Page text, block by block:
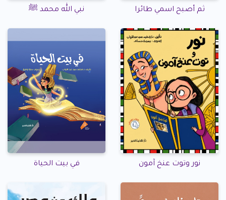
ثم أصبح اسمي طائرا نبي الله محمد ﷺ
نور وتوت عنخ آمون في بيت الحياة